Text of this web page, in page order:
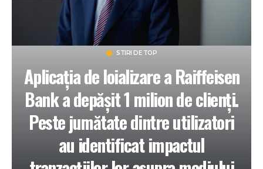
STIRI DE TOP
Aplicația de loializare a Raiffeisen
Bank a depășit 1 milion de clienți.
Peste jumătate dintre utilizatori
au identificat impactul